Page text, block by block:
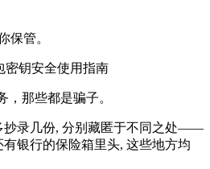
保管。
，那些都是骗子。
抄录几份, 分别藏匿于不同之处——
银行的保险箱里头, 这些地方均